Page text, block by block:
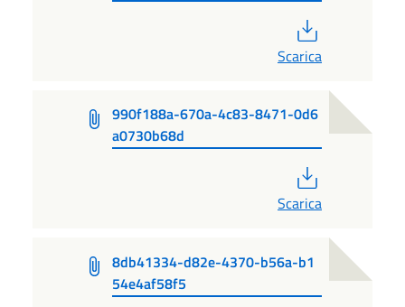
Scarica
990f188a-670a-4c83-8471-0d6
a0730b68d
Scarica
8db41334-d82e-4370-b56a-b1
54e4af58f5